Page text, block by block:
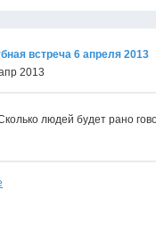
встреча 6 апреля 2013
2013
людей будет рано